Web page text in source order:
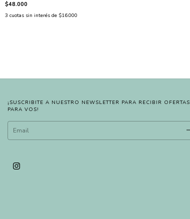
$48.000
3 cuotas sin interés de $16.000
¡SUSCRIBITE A NUESTRO NEWSLETTER PARA RECIBIR OFERTAS
PARA VOS!